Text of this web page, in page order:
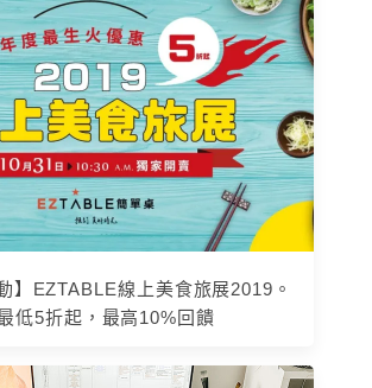
】EZTABLE線上美食旅展2019。
低5折起，最高10%回饋